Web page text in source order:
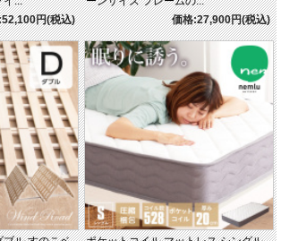
円(税込)
価格:27,900円(税込)